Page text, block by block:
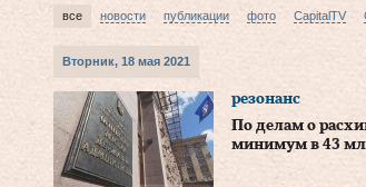
все новости публикации фото CapitalTV
Вторник, 18 мая 2021
резонанс
По делам о
минимум в 43